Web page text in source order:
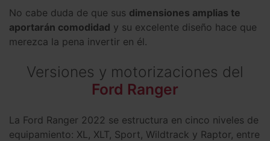
No cabe duda de que sus dimensiones amplias te
aportarán comodidad y su excelente diseño hace que
merezca la pena invertir en él.
Versiones y motorizaciones del
Ford Ranger
La Ford Ranger 2022 se estructura en cinco niveles de
equipamiento: XL, XLT, Sport, Wildtrack y Raptor, entre